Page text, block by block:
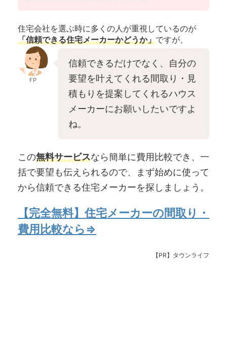
住宅会社を選ぶ時に多くの人が重視しているのが
「信頼できる住宅メーカーかどうか」ですが、
FP
信頼できるだけでなく、自分の
要望を叶えてくれる間取り・見
積もりを提案してくれるハウス
メーカーにお願いしたいですよ
ね。
この無料サービスなら簡単に費用比較でき、一
括で要望も伝えられるので、まず始めに使って
から信頼できる住宅メーカーを探しましょう。
【完全無料】住宅メーカーの間取り・
費用比較なら⇒
【PR】タウンライフ